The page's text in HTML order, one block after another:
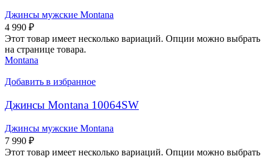
Джинсы мужские Montana
4 990 ₽
Этот товар имеет несколько вариаций. Опции можно выбрать
на странице товара.
Montana
Добавить в избранное
Джинсы Montana 10064SW
Джинсы мужские Montana
7 990 ₽
Этот товар имеет несколько вариаций. Опции можно выбрать